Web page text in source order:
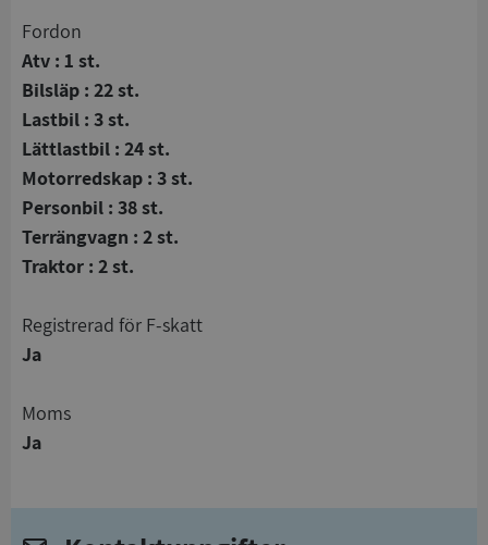
Fordon
Atv : 1 st.
Bilsläp : 22 st.
Lastbil : 3 st.
Lättlastbil : 24 st.
Motorredskap : 3 st.
Personbil : 38 st.
Terrängvagn : 2 st.
Traktor : 2 st.
registrerad för F-skatt
Ja
Moms
Ja